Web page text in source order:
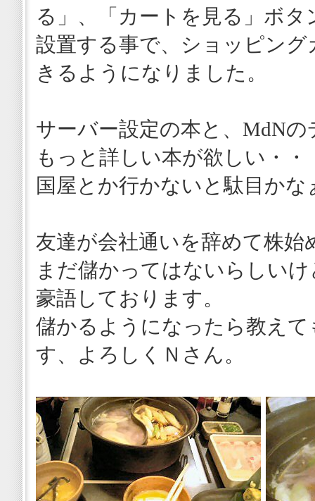
る」、「カートを見る」ボタ
設置する事で、ショッピン
きるようになりました。
サーバー設定の本と、MdN
もっと詳しい本が欲しい・
国屋とか行かないと駄目かな
友達が会社通いを辞めて株始
まだ儲かってはないらしい
豪語しております。
儲かるようになったら教え
す、よろしくＮさん。